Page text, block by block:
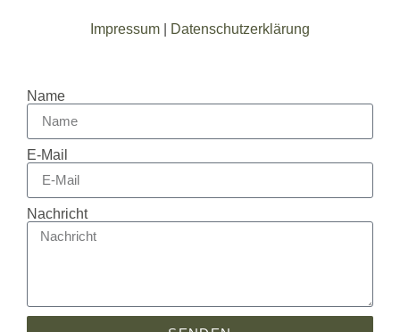
Impressum Datenschutzerklärung
Name
E-Mail
Nachricht